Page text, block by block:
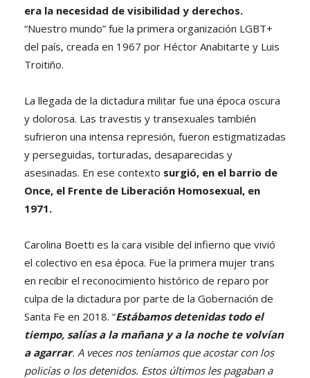
era la necesidad de visibilidad y derechos.
“Nuestro mundo” fue la primera organización LGBT+
del país, creada en 1967 por Héctor Anabitarte y Luis
Troitiño.
La llegada de la dictadura militar fue una época oscura
y dolorosa. Las travestis y transexuales también
sufrieron una intensa represión, fueron estigmatizadas
y perseguidas, torturadas, desaparecidas y
asesinadas. En ese contexto surgió, en el barrio de
Once, el Frente de Liberación Homosexual, en
1971.
Carolina Boetti es la cara visible del infierno que vivió
el colectivo en esa época. Fue la primera mujer trans
en recibir el reconocimiento histórico de reparo por
culpa de la dictadura por parte de la Gobernación de
Santa Fe en 2018. “Estábamos detenidas todo el
tiempo, salías a la mañana y a la noche te volvían
a agarrar. A veces nos teníamos que acostar con los
policías o los detenidos. Estos últimos les pagaban a